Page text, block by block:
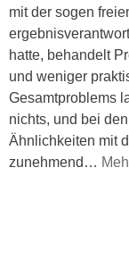
mit der sogen
hatte, behandelt
und weniger
Gesamtproblems
nichts, und bei
Ähnlichkeiten mit
zunehmend …